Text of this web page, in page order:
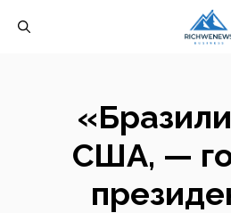
США, —